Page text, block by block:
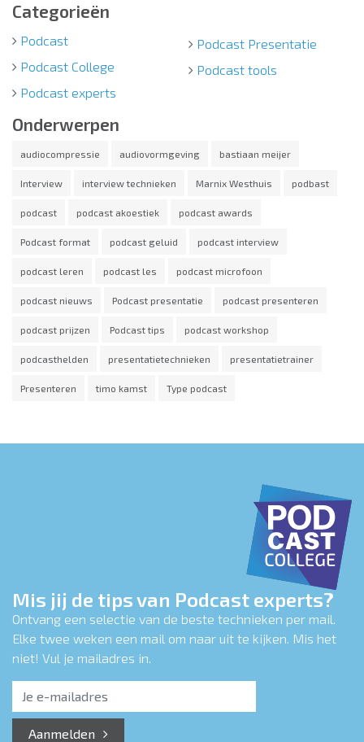
Categorieën
Podcast
Podcast College
Podcast experts
Podcast Presentatie
Podcast tools
Onderwerpen
audiocompressie audiovormgeving bastiaan meijer
Interview interview technieken Marnix Westhuis podbast
podcast podcast akoestiek podcast awards
Podcast format podcast geluid podcast interview
podcast leren podcast les podcast microfoon
podcast nieuws Podcast presentatie podcast presenteren
podcast prijzen Podcast tips podcast workshop
podcasthelden presentatietechnieken presentatietrainer
Presenteren timo kamst Type podcast
Mis jij de tips van Podcast experts?
Ontvang een selectie van de beste technieken per mail.
Elke twee weken een mail om naar uit te kijken. Mis het
niet! Vul je mailadres in.
Aanmelden